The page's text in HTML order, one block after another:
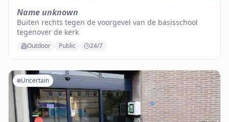
Name unknown
Buiten rechts tegen de voorgevel van de basisschool
tegenover de kerk
Outdoor Public 24/7
Uncertain